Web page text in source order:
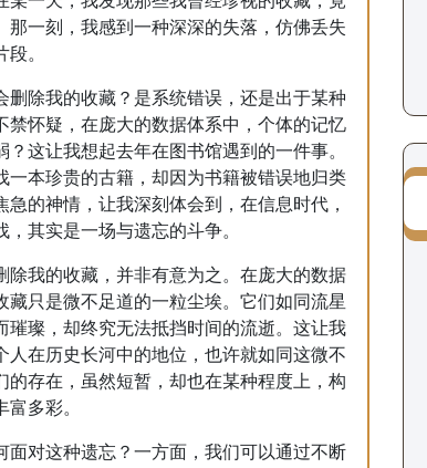
那一刻，我感到一种深深的失落，仿佛丢失
。
删除我的收藏？是系统错误，还是出于某种
禁怀疑，在庞大的数据体系中，个体的记忆
？这让我想起去年在图书馆遇到的一件事。
一本珍贵的古籍，却因为书籍被错误地归类
急的神情，让我深刻体会到，在信息时代，
，其实是一场与遗忘的斗争。
除我的收藏，并非有意为之。在庞大的数据
藏只是微不足道的一粒尘埃。它们如同流星
璀璨，却终究无法抵挡时间的流逝。这让我
人在历史长河中的地位，也许就如同这微不
的存在，虽然短暂，却也在某种程度上，构
富多彩。
面对这种遗忘？一方面，我们可以通过不断